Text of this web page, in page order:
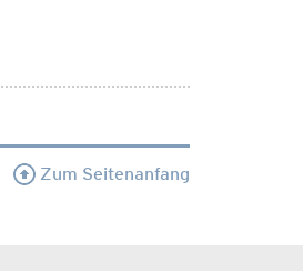
Zum Seitenanfang